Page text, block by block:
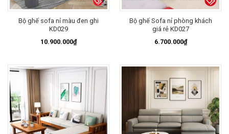
Bộ ghế sofa nỉ màu đen ghi
KD029
10.900.000₫
Bộ ghế Sofa nỉ phòng khách
giá rẻ KD027
6.700.000₫